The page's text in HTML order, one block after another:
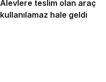
Alevlere teslim olan araç
kullanılamaz hale geldi